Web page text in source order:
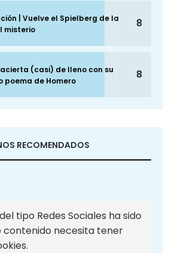
| Vuelve el Spielberg de la
misterio
8
(casi) de lleno con su
poema de Homero
8
RECOMENDADOS
tipo Redes Sociales ha sido
contenido necesita tener